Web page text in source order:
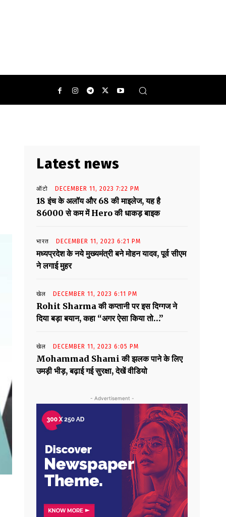
Latest news
ऑटो DECEMBER 11, 2023 7:22 PM
18 इंच के अलॉय और 68 की माइलेज, यह है
86000 से कम में Hero की धाकड़ बाइक
भारत DECEMBER 11, 2023 6:21 PM
मध्यप्रदेश के नये मुख्यमंत्री बने मोहन यादव, पूर्व सीएम
ने लगाई मुहर
खेल DECEMBER 11, 2023 6:11 PM
Rohit Sharma की कप्तानी पर इस दिग्गज ने
दिया बड़ा बयान, कहा “अगर ऐसा किया तो…”
खेल DECEMBER 11, 2023 6:05 PM
Mohammad Shami की झलक पाने के लिए
उमड़ी भीड़, बढ़ाई गई सुरक्षा, देखें वीडियो
- Advertisement -